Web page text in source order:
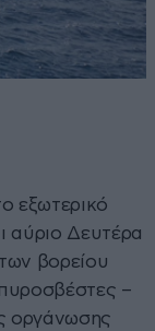
εξωτερικό
αύριο Δευτέρα
βορείου
–
οργάνωσης